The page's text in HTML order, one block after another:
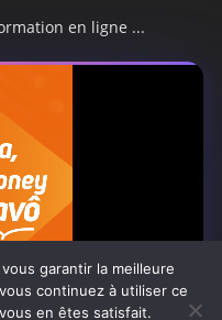
en ligne ...
garantir la meilleure
continuez à utiliser ce
en êtes satisfait.